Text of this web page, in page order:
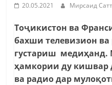
20.05.2021 Мирсаид
Тоҷикистон ва
бахши телевизион
густариш медиҳанд.
ҳамкории ду кишвар
ва радио дар